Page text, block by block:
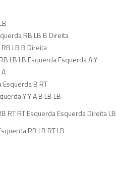
RB LB B Direita
LB B Direita
LB LB Esquerda Esquerda A Y
Esquerda B RT
Y Y A B LB LB
RT RT Esquerda Esquerda Direita LB
RB LB RT LB